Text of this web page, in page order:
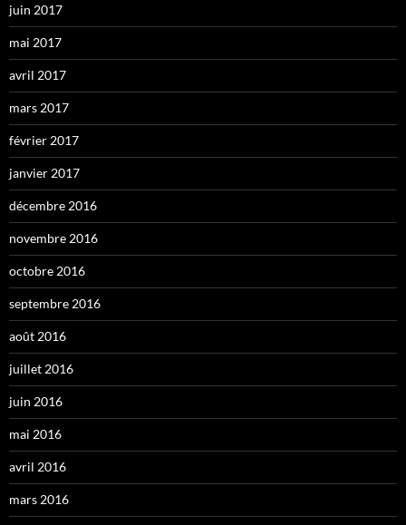
juin 2017
mai 2017
avril 2017
mars 2017
février 2017
janvier 2017
décembre 2016
novembre 2016
octobre 2016
septembre 2016
août 2016
juillet 2016
juin 2016
mai 2016
avril 2016
mars 2016